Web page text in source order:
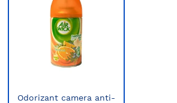
Odorizant camera anti-